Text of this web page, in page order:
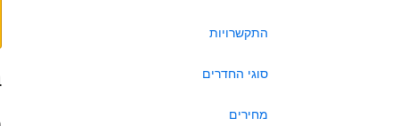
התקשרויות
סוגי החדרים
מחירים